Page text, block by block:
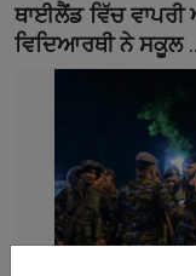
ਥਾਈਲੈਂਡ ਵਿੱਚ
ਵਿਦਿਆਰਥੀ ਨੇ ਸਕੂਲ